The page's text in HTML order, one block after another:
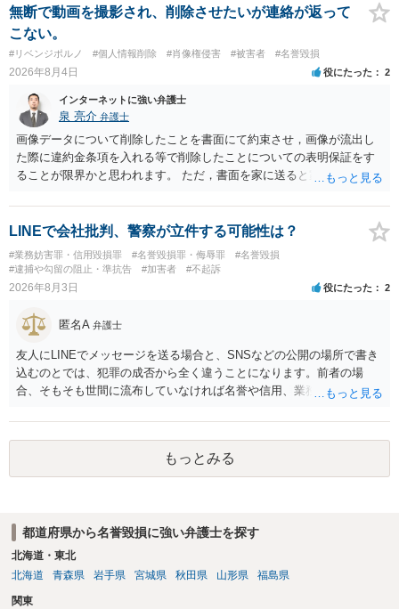
無断で動画を撮影され、削除させたいが連絡が返って
こない。
#リベンジポルノ #個人情報削除 #肖像権侵害 #被害者 #名誉毀損
2026年8月4日 役にたった 2
インターネットに強い弁護士
泉 亮介 弁護士
画像データについて削除したことを書面にて約束させ，画像が流出し
た際に違約金条項を入れる等で削除したことについての表明保証をす
ることが限界かと思われます。 ただ，書面を家に送ると家族に不貞行
除等を求めることは避けたほうが良いかと思われます。
LINEで会社批判、警察が立件する可能性は？
#業務妨害罪・信用毀損罪 #名誉毀損罪・侮辱罪
#名誉毀損
#逮捕や勾留の阻止・準抗告
#加害者 #不起訴
2026年8月3日 役にたった 2
匿名A 弁護士
友人にLINEでメッセージを送る場合と、SNSなどの公開の場所で書き
込むのとでは、犯罪の成否から全く違うことになります。前者の場
合、そもそも世間に流布していなければ名誉や信用、業務にかかる犯
もっとみる
都道府県から名誉毀損に強い弁護士を探す
北海道・東北
北海道
青森県 岩手県 宮城県 秋田県 山形県 福島県
関東